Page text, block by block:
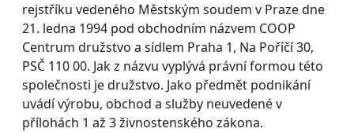
rejstříku vedeného Městským soudem v Praze dne
21. ledna 1994 pod obchodním názvem COOP
Centrum družstvo a sídlem Praha 1, Na Poříčí 30,
PSČ 110 00. Jak z názvu vyplývá právní formou této
společnosti je družstvo. Jako předmět podnikání
uvádí výrobu, obchod a služby neuvedené v
přílohách 1 až 3 živnostenského zákona.